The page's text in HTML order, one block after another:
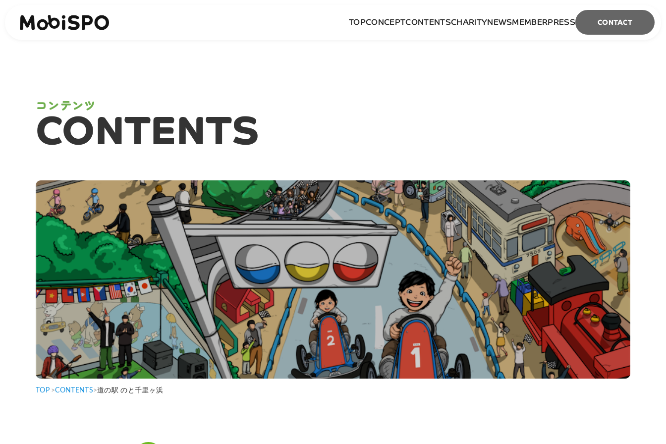
TOPCONCEPTCONTENTSCHARITYNEWSMEMBERPRESS CONTACT
コンテンツ
CONTENTS
TOP >CONTENTS>道の駅 のと千里ヶ浜